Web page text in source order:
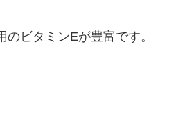
ビタミンEが豊富です。